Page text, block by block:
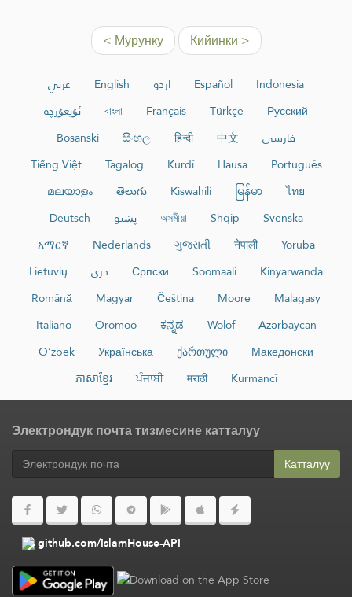
< Мурунку Кийинки >
عربي English اردو Español
Indonesia
ئۇيغۇرچە
বাংলা Français Türkçe
Русский
Bosanski
සිංහල हिन्दी 中文
فارسی
Tiếng Việt
Tagalog Kurdî Hausa
Português
മലയാളം
తెలుగు Kiswahili မြန်မာ
ไทย
Deutsch
پښتو অসমীয়া Shqip
Svenska
አማርኛ
Nederlands ગુજરાતી नेपाली
Yorùbá
Lietuvių
دری Српски Soomaali
Kinyarwanda
Română
Magyar Čeština Moore
Malagasy
Italiano
Oromoo ಕನ್ನಡ Wolof
Azərbaycan
O‘zbek
Українська ქართული
Македонски
ភាសាខ្មែរ
ਪੰਜਾਬੀ मराठी Kurmancî
Электрондук почта тизмесине катталуу
Катталуу
github.com/IslamHouse-API